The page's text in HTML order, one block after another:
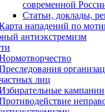
современной
Статьи, доклады,
нападений по
антиэкстремизм
лиц
кампании